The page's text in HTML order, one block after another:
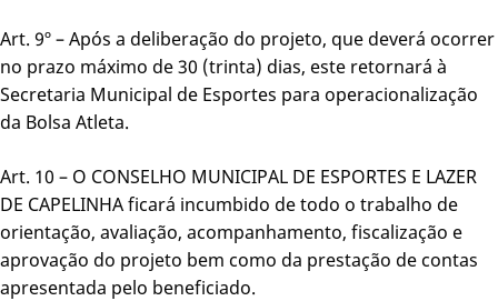
Art. 9º – Após a deliberação do projeto, que deverá ocorrer
no prazo máximo de 30 (trinta) dias, este retornará à
Secretaria Municipal de Esportes para operacionalização
da Bolsa Atleta.
Art. 10 – O CONSELHO MUNICIPAL DE ESPORTES E LAZER
DE CAPELINHA ficará incumbido de todo o trabalho de
orientação, avaliação, acompanhamento, fiscalização e
aprovação do projeto bem como da prestação de contas
apresentada pelo beneficiado.